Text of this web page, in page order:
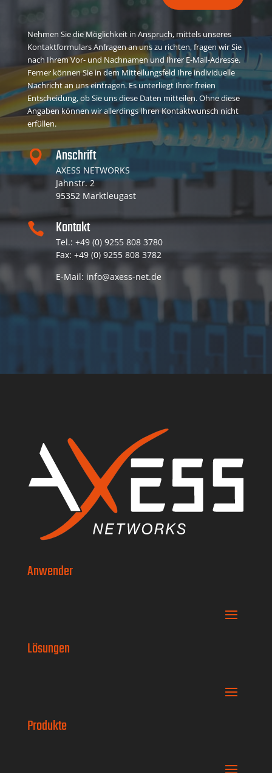
Nehmen Sie die Möglichkeit in Anspruch, mittels unseres
Kontaktformulars Anfragen an uns zu richten, fragen wir Sie
nach Ihrem Vor- und Nachnamen und Ihrer E-Mail-Adresse.
Ferner können Sie in dem Mitteilungsfeld Ihre individuelle
Nachricht an uns eintragen. Es unterliegt Ihrer freien
Entscheidung, ob Sie uns diese Daten mitteilen. Ohne diese
Angaben können wir allerdings Ihren Kontaktwunsch nicht
erfüllen.
 Anschrift
AXESS NETWORKS
Jahnstr. 2
95352 Marktleugast
 Kontakt
Tel.: +49 (0) 9255 808 3780
Fax: +49 (0) 9255 808 3782
E-Mail: info@axess-net.de
Anwender
Lösungen
Produkte